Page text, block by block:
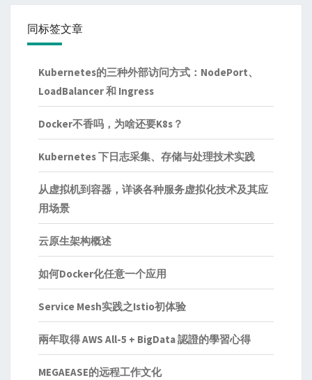
同标签文章
Kubernetes的三种外部访问方式：NodePort、
LoadBalancer 和 Ingress
Docker不香吗，为啥还要K8s？
Kubernetes 下日志采集、存储与处理技术实践
从虚拟机到容器，详谈各种服务虚拟化技术及其应
用场景
云原生架构概述
如何Docker化任意一个应用
Service Mesh实践之Istio初体验
兩年取得 AWS All-5 + BigData 認證的學習心得
MEGAEASE的远程工作文化